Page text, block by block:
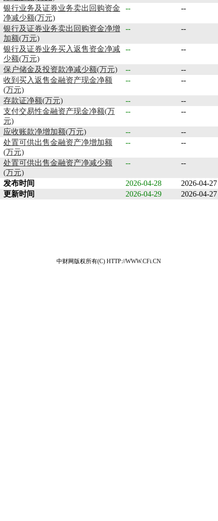
银行业务及证券业务卖出回购资金
净减少额(万元)
-- --
银行及证券业务卖出回购资金净增
加额(万元)
-- --
银行及证券业务买入返售资金净减
少额(万元)
-- --
保户储金及投资款净减少额(万元) --
--
收到买入返售金融资产现金净额
(万元)
-- --
存款证净额(万元) --
--
支付交易性金融资产现金净额(万
元)
-- --
应收账款净增加额(万元) --
--
处置可供出售金融资产净增加额
(万元)
-- --
处置可供出售金融资产净减少额
(万元)
-- --
发布时间 2026-04-28
2026-04-27
更新时间
2026-04-29 2026-04-27
中财网版权所有(C) HTTP://WWW.CFi.CN